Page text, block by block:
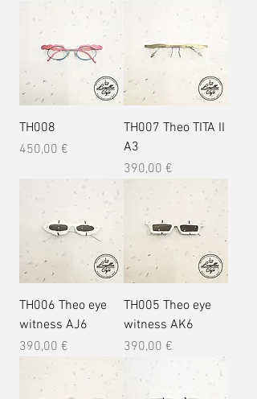
TH008
Prix
450,00 €
TH007 Theo TITA II
A3
Prix
390,00 €
TH006 Theo eye
witness AJ6
Prix
390,00 €
TH005 Theo eye
witness AK6
Prix
390,00 €